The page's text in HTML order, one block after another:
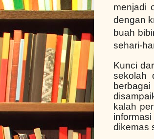
menjadi
dengan
buah
sehari-
Kunci
sekolah
kalah
dikemas